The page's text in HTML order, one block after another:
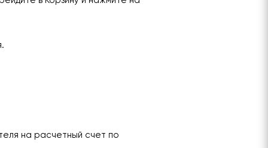
на расчетный счет по